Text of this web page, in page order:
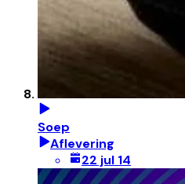
Soep
Aflevering
22 jul 14